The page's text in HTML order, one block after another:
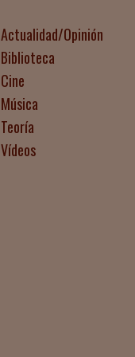
Actualidad/Opinión
Biblioteca
Cine
Música
Teoría
Vídeos